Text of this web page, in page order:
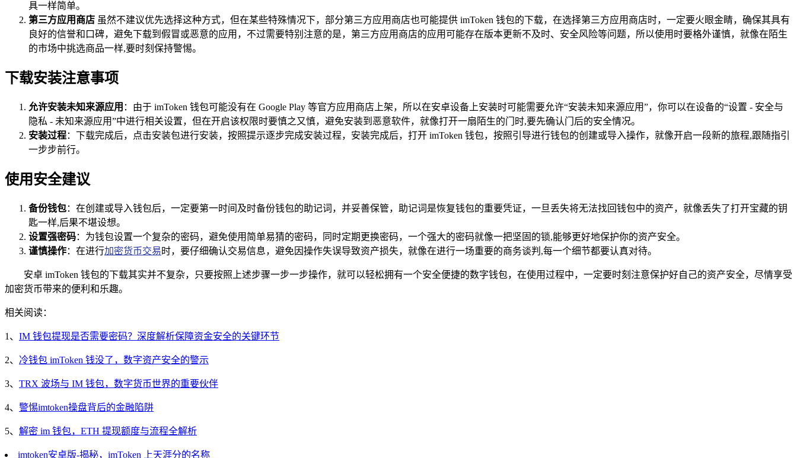
具一样简单。
第三方应用商店 虽然不建议优先选择这种方式，但在某些特殊情况下，部分第三方应用商店也可能提供 imToken 钱包的下载，在选择第三方应用商店时，一定要火眼金睛，确保其具有
良好的信誉和口碑，避免下载到假冒或恶意的应用，不过需要特别注意的是，第三方应用商店的应用可能存在版本更新不及时、安全风险等问题，所以使用时要格外谨慎，就像在陌生
的市场中挑选商品一样,要时刻保持警惕。
下载安装注意事项
允许安装未知来源应用 ：由于 imToken 钱包可能没有在 Google Play 等官方应用商店上架，所以在安卓设备上安装时可能需要允许“安装未知来源应用”，你可以在设备的“设置 - 安全与
隐私 - 未知来源应用”中进行相关设置，但在开启该权限时要慎之又慎，避免安装到恶意软件，就像打开一扇陌生的门时,要先确认门后的安全情况。
安装过程：下载完成后，点击安装包进行安装，按照提示逐步完成安装过程，安装完成后，打开 imToken 钱包，按照引导进行钱包的创建或导入操作，就像开启一段新的旅程,跟随指引
一步步前行。
使用安全建议
备份钱包：在创建或导入钱包后，一定要第一时间及时备份钱包的助记词，并妥善保管，助记词是恢复钱包的重要凭证，一旦丢失将无法找回钱包中的资产，就像丢失了打开宝藏的钥
匙一样,后果不堪设想。
设置强密码：为钱包设置一个复杂的密码，避免使用简单易猜的密码，同时定期更换密码，一个强大的密码就像一把坚固的锁,能够更好地保护你的资产安全。
谨慎操作：在进行加密货币交易时，要仔细确认交易信息，避免因操作失误导致资产损失，就像在进行一场重要的商务谈判,每一个细节都要认真对待。
安卓 imToken 钱包的下载其实并不复杂，只要按照上述步骤一步一步操作，就可以轻松拥有一个安全便捷的数字钱包，在使用过程中，一定要时刻注意保护好自己的资产安全，尽情享受
加密货币带来的便利和乐趣。
相关阅读：
1、 IM 钱包提现是否需要密码？深度解析保障资金安全的关键环节
2、 冷钱包 imToken 钱没了，数字资产安全的警示
3、 TRX 波场与 IM 钱包，数字货币世界的重要伙伴
4、 警惕imtoken操盘背后的金融陷阱
5、 解密 im 钱包，ETH 提现额度与流程全解析
imtoken安卓版-揭秘，imToken 上天涯分的名称